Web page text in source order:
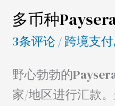
多币种
3条评论 /跨境支付,
野心勃勃的
家/地区进行汇款
平
台，
创
建
多